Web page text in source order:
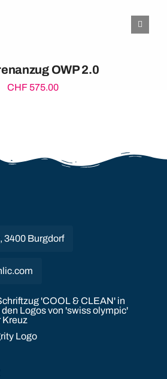
OWP 2.0
CHF575.00
3400 Burgdorf